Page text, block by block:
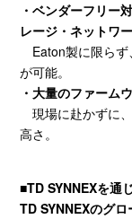
・ベンダーフリー
レージ・ネットワ
Eaton製に限らず
が可能。
・大量のファーム
現場に赴かずに
高さ。
■TD SYNNEXを通
TD SYNNEXのグ